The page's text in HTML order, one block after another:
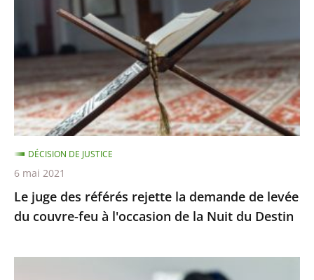
référés
rejette
la
demande
de
levée
du
couvre-
feu
à
l'occasion
la
Le juge des référés rejette la demande de levée
du couvre-feu à l'occasion de la Nuit du Destin
DÉCISION DE JUSTICE
6 mai 2021